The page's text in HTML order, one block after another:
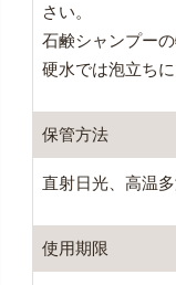
さい。
石鹸シャンプー
硬水では泡立ち
保管方法
直射日光、高温
使用期限